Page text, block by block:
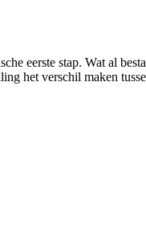
eerste stap. Wat al
het verschil maken